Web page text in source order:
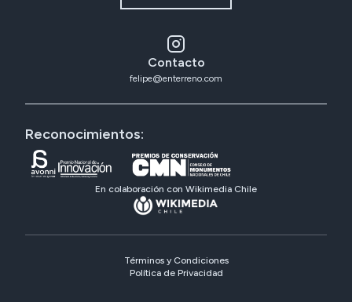
Contacto
felipe@enterreno.com
Reconocimientos:
En colaboración con Wikimedia Chile
Términos y Condiciones
Política de Privacidad